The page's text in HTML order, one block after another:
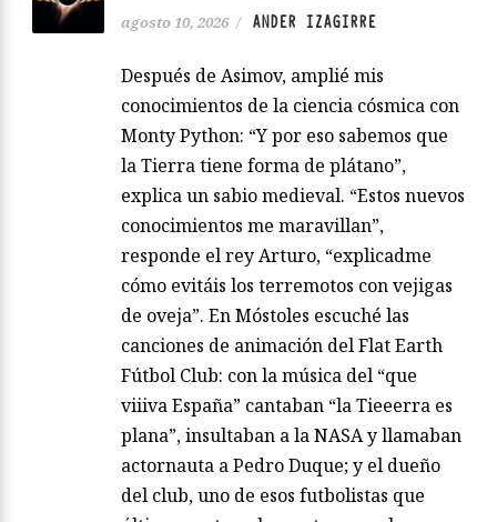
agosto 10, 2026 / ANDER IZAGIRRE
Después de Asimov, amplié mis
conocimientos de la ciencia cósmica con
Monty Python: “Y por eso sabemos que
la Tierra tiene forma de plátano”,
explica un sabio medieval. “Estos nuevos
conocimientos me maravillan”,
responde el rey Arturo, “explicadme
cómo evitáis los terremotos con vejigas
de oveja”. En Móstoles escuché las
canciones de animación del Flat Earth
Fútbol Club: con la música del “que
viiiva España” cantaban “la Tieeerra es
plana”, insultaban a la NASA y llamaban
actornauta a Pedro Duque; y el dueño
del club, uno de esos futbolistas que